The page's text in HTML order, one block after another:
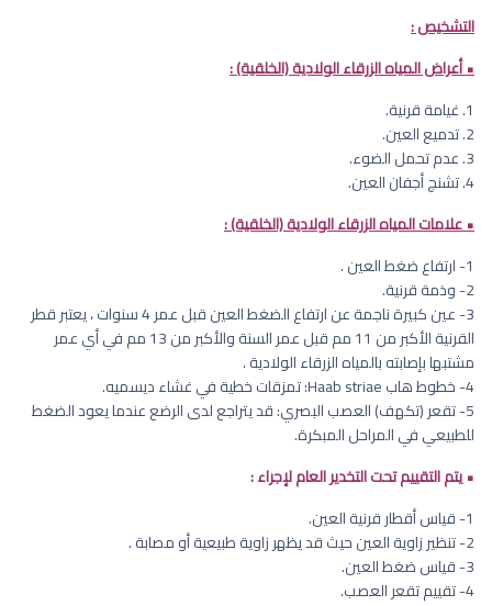
التشخيص :
• أعراض المياه الزرقاء الولادية (الخلقية) :
1. غيامة قرنية.
2. تدميع العين.
3. عدم تحمل الضوء.
4. تشنج أجفان العين.
• علامات المياه الزرقاء الولادية (الخلقية) :
1- ارتفاع ضغط العين .
2- وذمة قرنية.
3- عين كبيرة ناجمة عن ارتفاع الضغط العين قبل عمر 4 سنوات ، يعتبر قطر
القرنية الأكبر من 11 مم قبل عمر السنة والأكبر من 13 مم في أي عمر
مشتبها بإصابته بالمياه الزرقاء الولادية .
4- خطوط هاب Haab striae: تمزقات خطية في غشاء ديسميه.
5- تقعر (تكهف) العصب البصري: قد يتراجع لدى الرضع عندما يعود الضغط
للطبيعي في المراحل المبكرة.
• يتم التقييم تحت التخدير العام لإجراء :
1- قياس أقطار قرنية العين.
2- تنظير زاوية العين حيث قد يظهر زاوية طبيعية أو مصابة .
3- قياس ضغط العين.
4- تقييم تقعر العصب.